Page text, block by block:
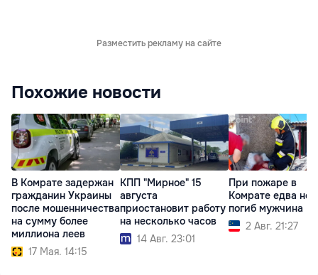
Разместить рекламу на сайте
Похожие новости
В Комрате задержан
гражданин Украины
после мошенничества
на сумму более
миллиона леев
17 Мая. 14:15
КПП "Мирное" 15
августа
приостановит работу
на несколько часов
14 Авг. 23:01
При пожаре в
Комрате едва не
погиб мужчина
2 Авг. 21:27